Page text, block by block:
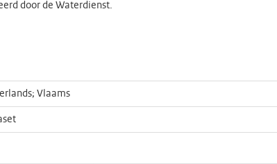
door de Waterdienst.
Vlaams